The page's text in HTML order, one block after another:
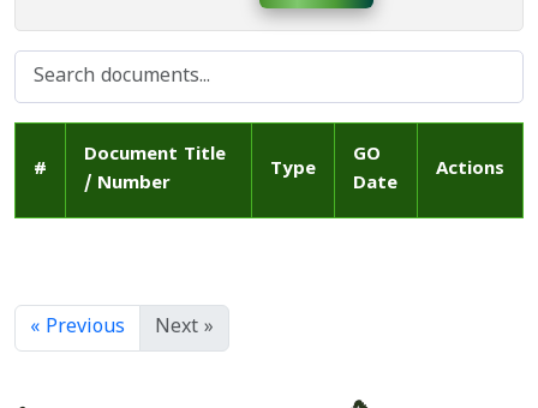
#
Document Title
/ Number
Type
GO
Date
Actions
« Previous Next »